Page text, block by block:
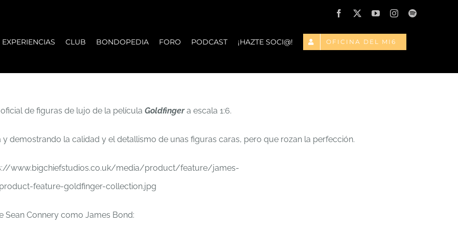
Facebook
X YouTubeInstagramSpotify
EXPERIENCIAS CLUB BONDOPEDIA FORO PODCAST ¡HAZTE SOCI@! OFICINA DEL MI6
de figuras de lujo de la película Goldfinger a escala 1:6.
demostrando la calidad y el detallismo de unas figuras caras, pero que rozan la perfección.
Sean Connery como James Bond: